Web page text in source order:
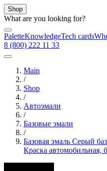
Shop
What are you looking for?
PaletteKnowledgeTech cards
8 (800) 222 11 33
Main
/
Shop
/
Автоэмали
/
Базовые эмали
/
Базовая эмаль Серый
Краска автомобильная,